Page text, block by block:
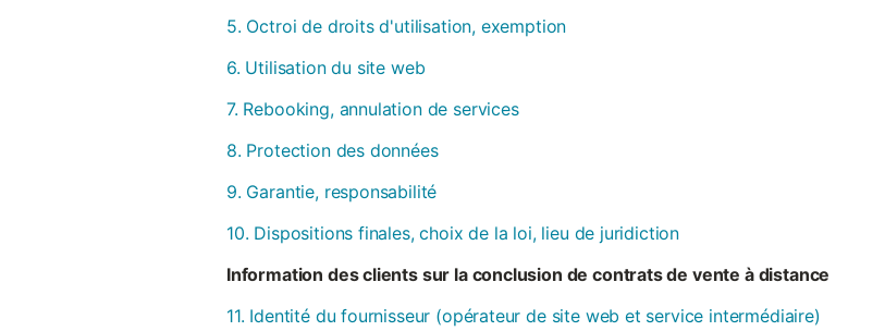
5. Octroi de droits d'utilisation, exemption
6. Utilisation du site web
7. Rebooking, annulation de services
8. Protection des données
9. Garantie, responsabilité
10. Dispositions finales, choix de la loi, lieu de juridiction
Information des clients sur la conclusion de contrats de vente à distance
11. Identité du fournisseur (opérateur de site web et service intermédiaire)